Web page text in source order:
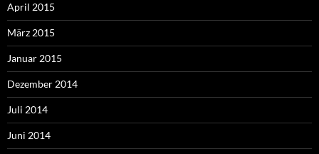
April 2015
März 2015
Januar 2015
Dezember 2014
Juli 2014
Juni 2014